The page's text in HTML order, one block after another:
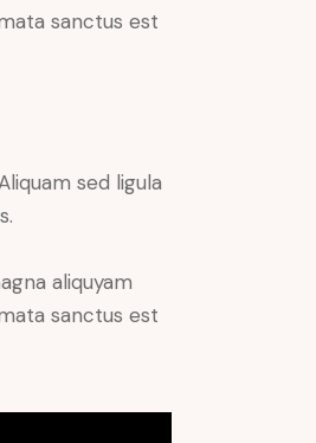
sanctus est
sed ligula
aliquyam
sanctus est